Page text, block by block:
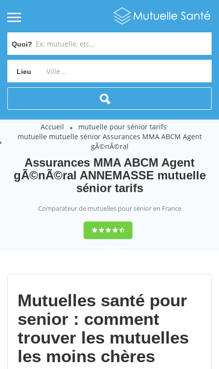
Quoi?
Lieu
Accueil
mutuelle pour sénior tarifs
mutuelle mutuelle sénior Assurances MMA ABCM Agent
gÃ©nÃ©ral
Assurances MMA ABCM Agent
gÃ©nÃ©ral ANNEMASSE mutuelle
sénior tarifs
Comparateur de mutuelles pour sénior en France
9,2(100%)452
Mutuelles santé pour
senior : comment
trouver les mutuelles
les moins chères